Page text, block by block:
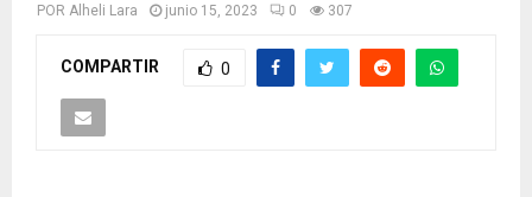
POR Alheli Lara junio 15, 2023 0 307
COMPARTIR 0